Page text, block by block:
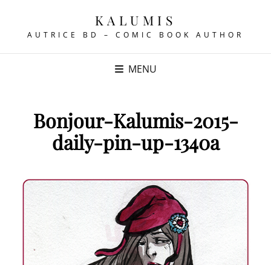
KALUMIS
AUTRICE BD – COMIC BOOK AUTHOR
MENU
Bonjour-Kalumis-2015-
daily-pin-up-1340a